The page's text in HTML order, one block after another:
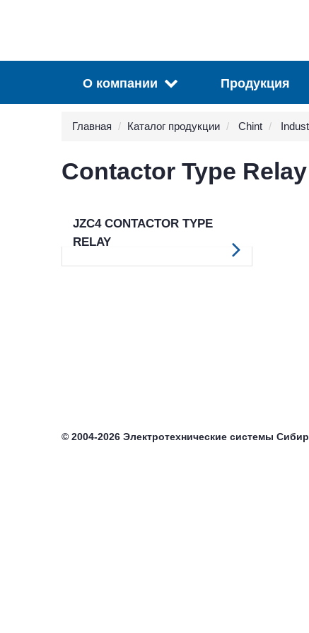
О компании Продукция
Главная Каталог продукции Chint
Contactor Type Relay
JZC4 CONTACTOR TYPE
RELAY
© 2004-2026 Электротехнические системы